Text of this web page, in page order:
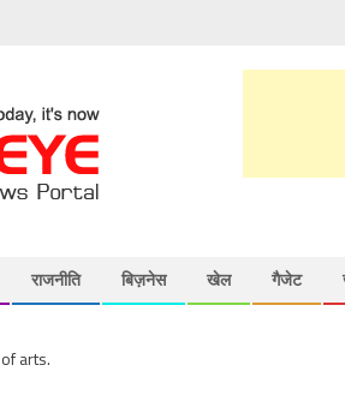
राजनीति बिज़नेस खेल गैजेट